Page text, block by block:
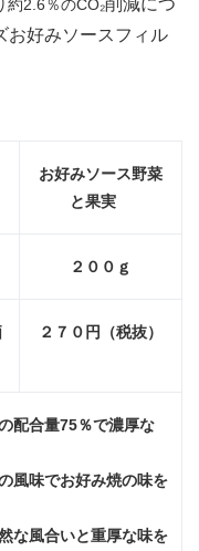
約2.6％のCO₂削減につ
お好みソースフィル
お好みソース野菜
と果実
２００ｇ
２７０円（税抜）
配合量75％で濃厚な
風味でお好み焼の味を
な風合いと重厚な味を